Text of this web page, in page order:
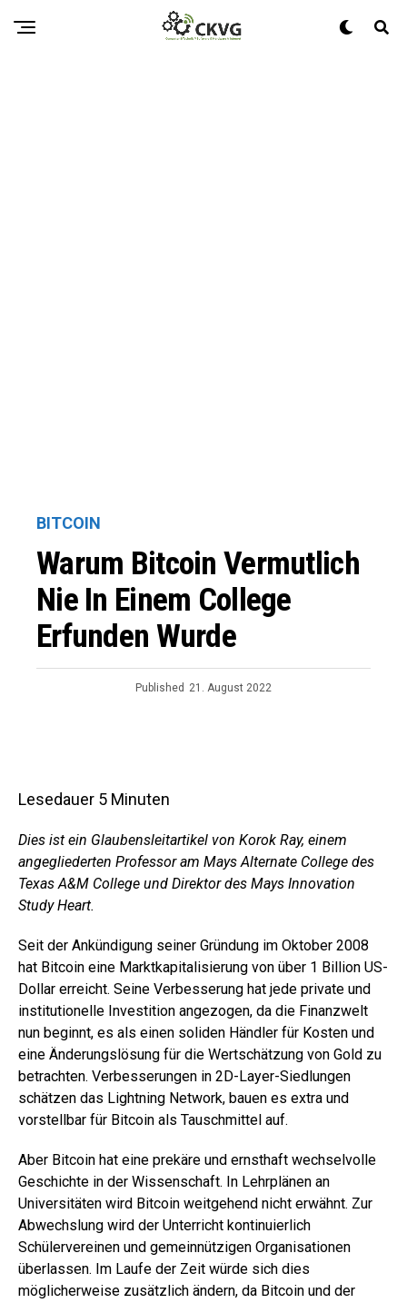
BITCOIN
Warum Bitcoin Vermutlich
Nie In Einem College
Erfunden Wurde
Published 21. August 2022
Lesedauer 5 Minuten
Dies ist ein Glaubensleitartikel von Korok Ray, einem
angegliederten Professor am Mays Alternate College des
Texas A&M College und Direktor des Mays Innovation
Study Heart.
Seit der Ankündigung seiner Gründung im Oktober 2008
hat Bitcoin eine Marktkapitalisierung von über 1 Billion US-
Dollar erreicht. Seine Verbesserung hat jede private und
institutionelle Investition angezogen, da die Finanzwelt
nun beginnt, es als einen soliden Händler für Kosten und
eine Änderungslösung für die Wertschätzung von Gold zu
betrachten. Verbesserungen in 2D-Layer-Siedlungen
schätzen das Lightning Network, bauen es extra und
vorstellbar für Bitcoin als Tauschmittel auf.
Aber Bitcoin hat eine prekäre und ernsthaft wechselvolle
Geschichte in der Wissenschaft. In Lehrplänen an
Universitäten wird Bitcoin weitgehend nicht erwähnt. Zur
Abwechslung wird der Unterricht kontinuierlich
Schülervereinen und gemeinnützigen Organisationen
überlassen. Im Laufe der Zeit würde sich dies
möglicherweise zusätzlich ändern, da Bitcoin und der